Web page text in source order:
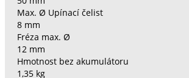
Max. Ø Upínací čelist
8 mm
Fréza max. Ø
12 mm
Hmotnost bez akumulátoru
1,35 kg